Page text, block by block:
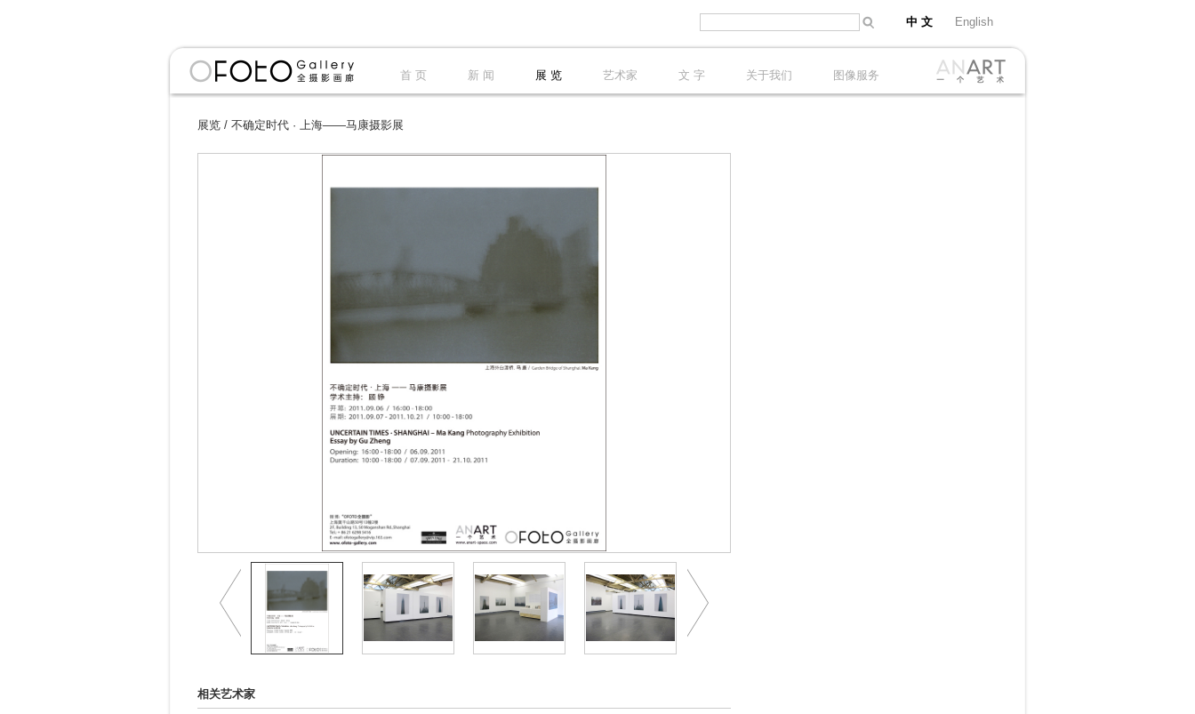
中 文 English
首 页 新 闻 展 览 艺术家 文 字 关于我们 图像服务
展览 / 不确定时代 · 上海——马康摄影展
相关艺术家